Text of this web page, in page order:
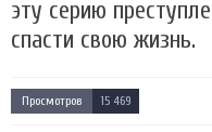
эту серию
спасти свою жизнь.
Просмотров 15 469